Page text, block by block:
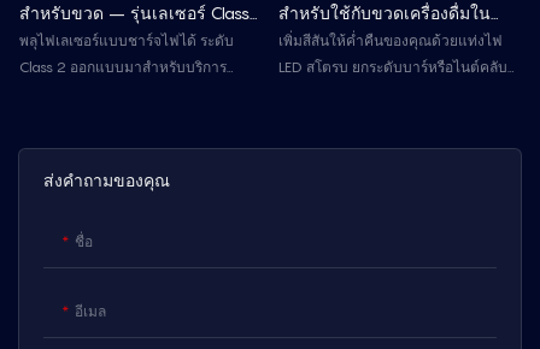
ส่งคำถามของคุณ
ชื่อ
อีเมล
สำหรับขวด – รุ่นเลเซอร์ Class
2 (ตัวเรือนอะลูมิเนียม)
พลุไฟเลเซอร์แบบชาร์จไฟได้ ระดับ
Class 2 ออกแบบมาสำหรับบริการ
ปุ่ม มีโหมดความสว่างคงที่/อ่อน และ
โหมดกระพริบเร็ว แบตเตอรี่
สินค้าพร้อมส่ง 2-3 วัน
สำหรับใช้กับขวดเครื่องดื่มใน
ไนท์คลับ
เพิ่มสีสันให้ค่ำคืนของคุณด้วยแท่งไฟ
LED สโตรบ ยกระดับบาร์หรือไนต์คลับ
อลูมิเนียมที่ทนทาน แท่งไฟ